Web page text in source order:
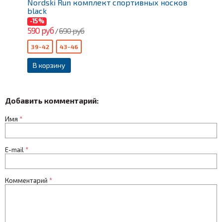
Nordski Run комплект спортивных носков
black
-15%
590 руб/690 руб
В корзину
39-42 43-46
Добавить комментарий:
Имя *
E-mail *
Комментарий *